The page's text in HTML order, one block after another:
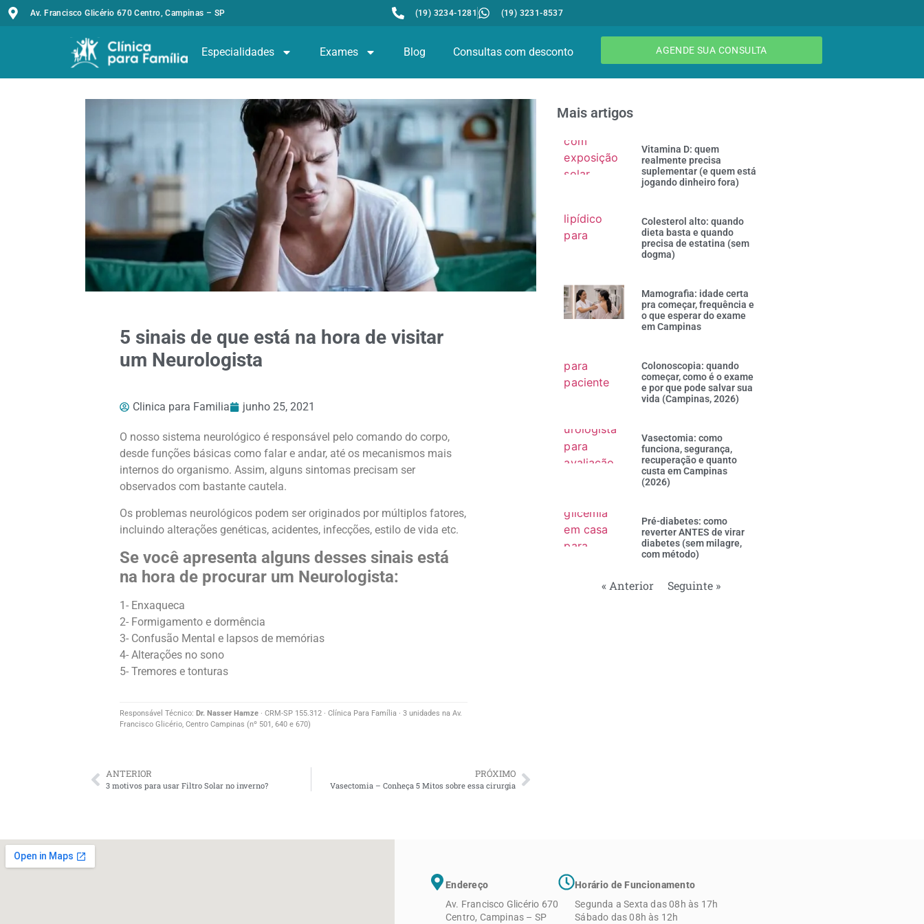
Av. Francisco Glicério 670 Centro, Campinas – SP (19) 3234-1281 (19) 3231-8537
Especialidades Exames Blog Consultas com desconto AGENDE SUA CONSULTA
5 sinais de que está na hora de visitar
um Neurologista
Clinica para Familia junho 25, 2021
O nosso sistema neurológico é responsável pelo comando do corpo,
desde funções básicas como falar e andar, até os mecanismos mais
internos do organismo. Assim, alguns sintomas precisam ser
observados com bastante cautela.
Os problemas neurológicos podem ser originados por múltiplos fatores,
incluindo alterações genéticas, acidentes, infecções, estilo de vida etc.
Se você apresenta alguns desses sinais está
na hora de procurar um Neurologista:
1- Enxaqueca
2- Formigamento e dormência
3- Confusão Mental e lapsos de memórias
4- Alterações no sono
5- Tremores e tonturas
Responsável Técnico: Dr. Nasser Hamze · CRM-SP 155.312 · Clínica Para Família · 3 unidades na Av.
Francisco Glicério, Centro Campinas (nº 501, 640 e 670)
ANTERIOR
3 motivos para usar Filtro Solar no inverno?
PRÓXIMO
Vasectomia – Conheça 5 Mitos sobre essa cirurgia
Mais artigos
Vitamina D: quem
realmente precisa
suplementar (e quem está
jogando dinheiro fora)
Colesterol alto: quando
dieta basta e quando
precisa de estatina (sem
dogma)
Mamografia: idade certa
pra começar, frequência e
o que esperar do exame
em Campinas
Colonoscopia: quando
começar, como é o exame
e por que pode salvar sua
vida (Campinas, 2026)
Vasectomia: como
funciona, segurança,
recuperação e quanto
custa em Campinas
(2026)
Pré-diabetes: como
reverter ANTES de virar
diabetes (sem milagre,
com método)
« Anterior Seguinte »
Endereço
Av. Francisco Glicério 670
Centro, Campinas – SP
Horário de Funcionamento
Segunda a Sexta das 08h às 17h
Sábado das 08h às 12h